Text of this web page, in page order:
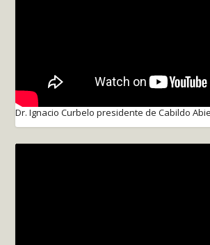
Dr. Ignacio Curbelo presidente de Cabildo